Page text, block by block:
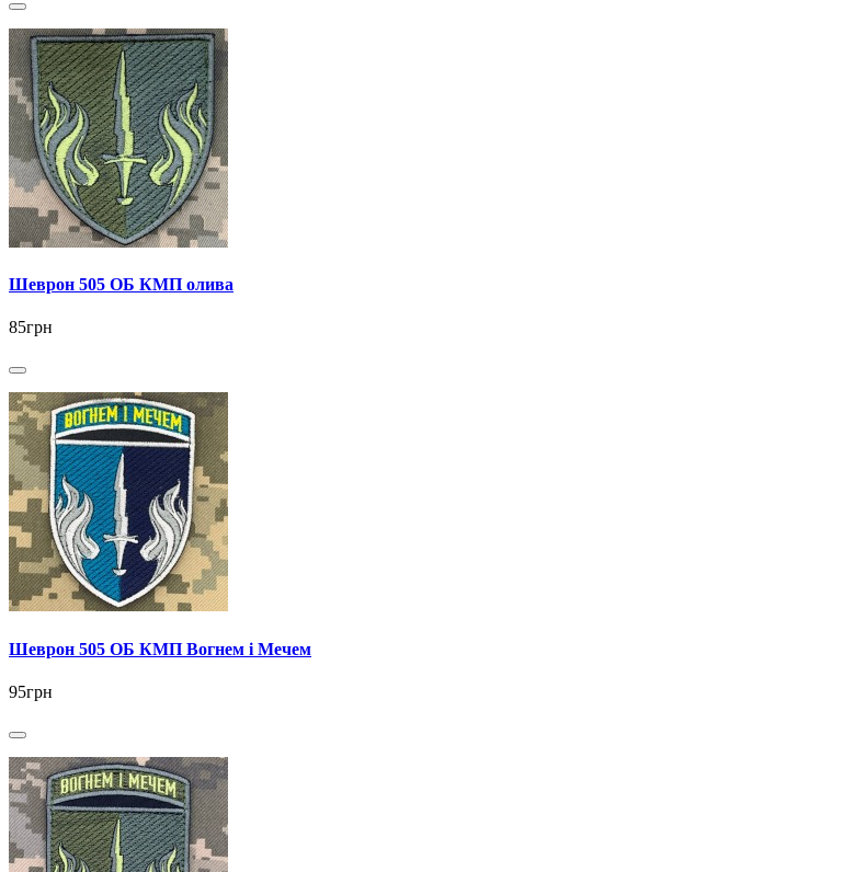
Шеврон 505 ОБ КМП олива
85грн
Шеврон 505 ОБ КМП Вогнем і Мечем
95грн